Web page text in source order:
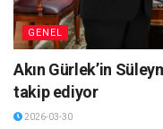
GENEL
Akın Gürlek’in
takip ediyor
2026-03-30